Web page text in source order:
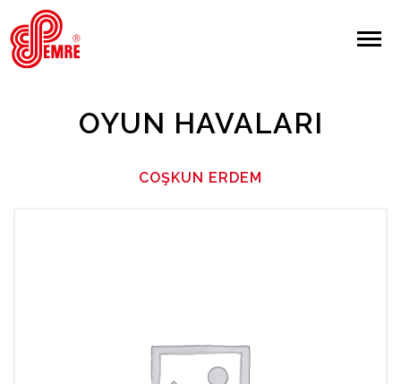
EMRE PLAK
ARAMA
Giriş Yap/Kayıt Ol
OYUN HAVALARI
COŞKUN ERDEM